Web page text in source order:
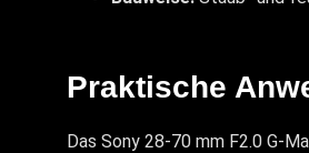
Praktische
Das Sony 28-70 mm F2.0 G-